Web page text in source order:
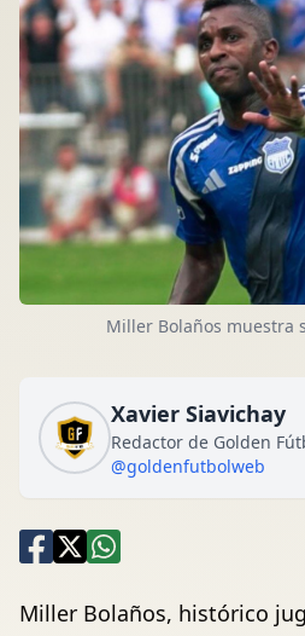
Miller Bolaños muestra
Xavier Siavichay
Redactor de Golden
@goldenfutbolweb
Miller Bolaños, histórico